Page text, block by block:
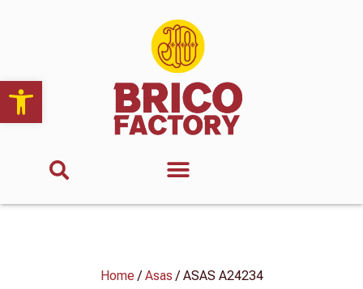
Abrir barra de herramientas
Home/Asas / ASAS A24234